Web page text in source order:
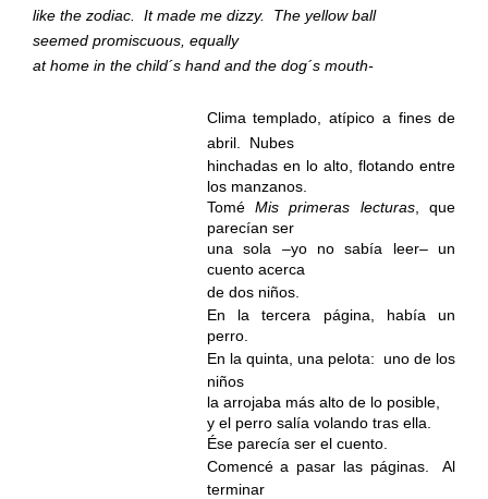
like the zodiac.
It made me dizzy.
The yellow ball
seemed promiscuous, equally
at home in the child´s hand and the dog´s mouth-
Clima templado, atípico a fines de
abril.
Nubes
hinchadas en lo alto, flotando entre
los manzanos.
ToméMis primeras lecturas, que
parecían ser
una sola –yo no sabía leer– un
cuento acerca
de dos niños.
En la tercera página, había un
perro.
En la quinta, una pelota: uno de los
niños
la arrojaba más alto de lo posible,
y el perro salía volando tras ella.
Ése parecía ser el cuento.
Comencé a pasar las páginas.
Al
terminar